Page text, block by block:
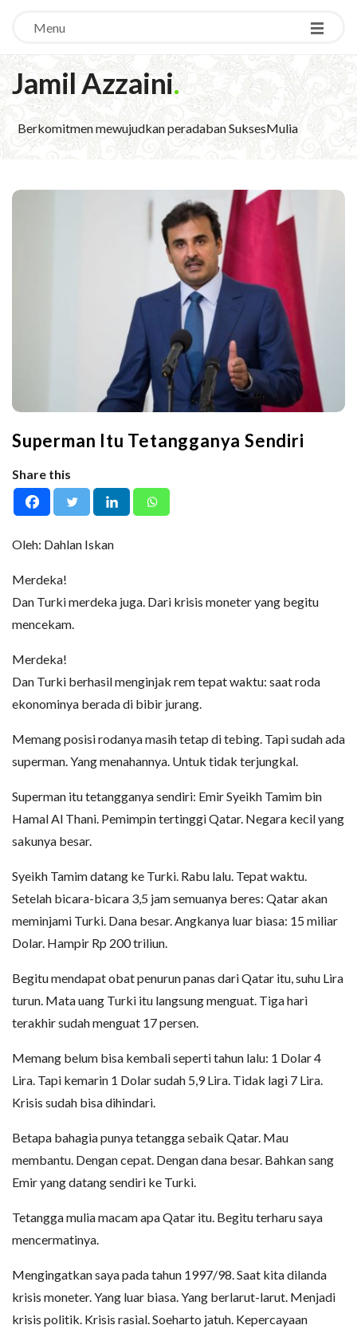
Menu
Jamil Azzaini.
Berkomitmen mewujudkan peradaban SuksesMulia
Superman Itu Tetangganya Sendiri
Share this
Oleh: Dahlan Iskan
Merdeka!
Dan Turki merdeka juga. Dari krisis moneter yang begitu
mencekam.
Merdeka!
Dan Turki berhasil menginjak rem tepat waktu: saat roda
ekonominya berada di bibir jurang.
Memang posisi rodanya masih tetap di tebing. Tapi sudah ada
superman. Yang menahannya. Untuk tidak terjungkal.
Superman itu tetangganya sendiri: Emir Syeikh Tamim bin
Hamal Al Thani. Pemimpin tertinggi Qatar. Negara kecil yang
sakunya besar.
Syeikh Tamim datang ke Turki. Rabu lalu. Tepat waktu.
Setelah bicara-bicara 3,5 jam semuanya beres: Qatar akan
meminjami Turki. Dana besar. Angkanya luar biasa: 15 miliar
Dolar. Hampir Rp 200 triliun.
Begitu mendapat obat penurun panas dari Qatar itu, suhu Lira
turun. Mata uang Turki itu langsung menguat. Tiga hari
terakhir sudah menguat 17 persen.
Memang belum bisa kembali seperti tahun lalu: 1 Dolar 4
Lira. Tapi kemarin 1 Dolar sudah 5,9 Lira. Tidak lagi 7 Lira.
Krisis sudah bisa dihindari.
Betapa bahagia punya tetangga sebaik Qatar. Mau
membantu. Dengan cepat. Dengan dana besar. Bahkan sang
Emir yang datang sendiri ke Turki.
Tetangga mulia macam apa Qatar itu. Begitu terharu saya
mencermatinya.
Mengingatkan saya pada tahun 1997/98. Saat kita dilanda
krisis moneter. Yang luar biasa. Yang berlarut-larut. Menjadi
krisis politik. Krisis rasial. Soeharto jatuh. Kepercayaan